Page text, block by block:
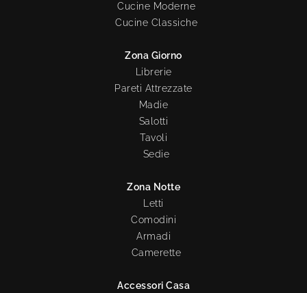
Cucine Moderne
Cucine Classiche
Zona Giorno
Librerie
Pareti Attrezzate
Madie
Salotti
Tavoli
Sedie
Zona Notte
Letti
Comodini
Armadi
Camerette
Accessori Casa